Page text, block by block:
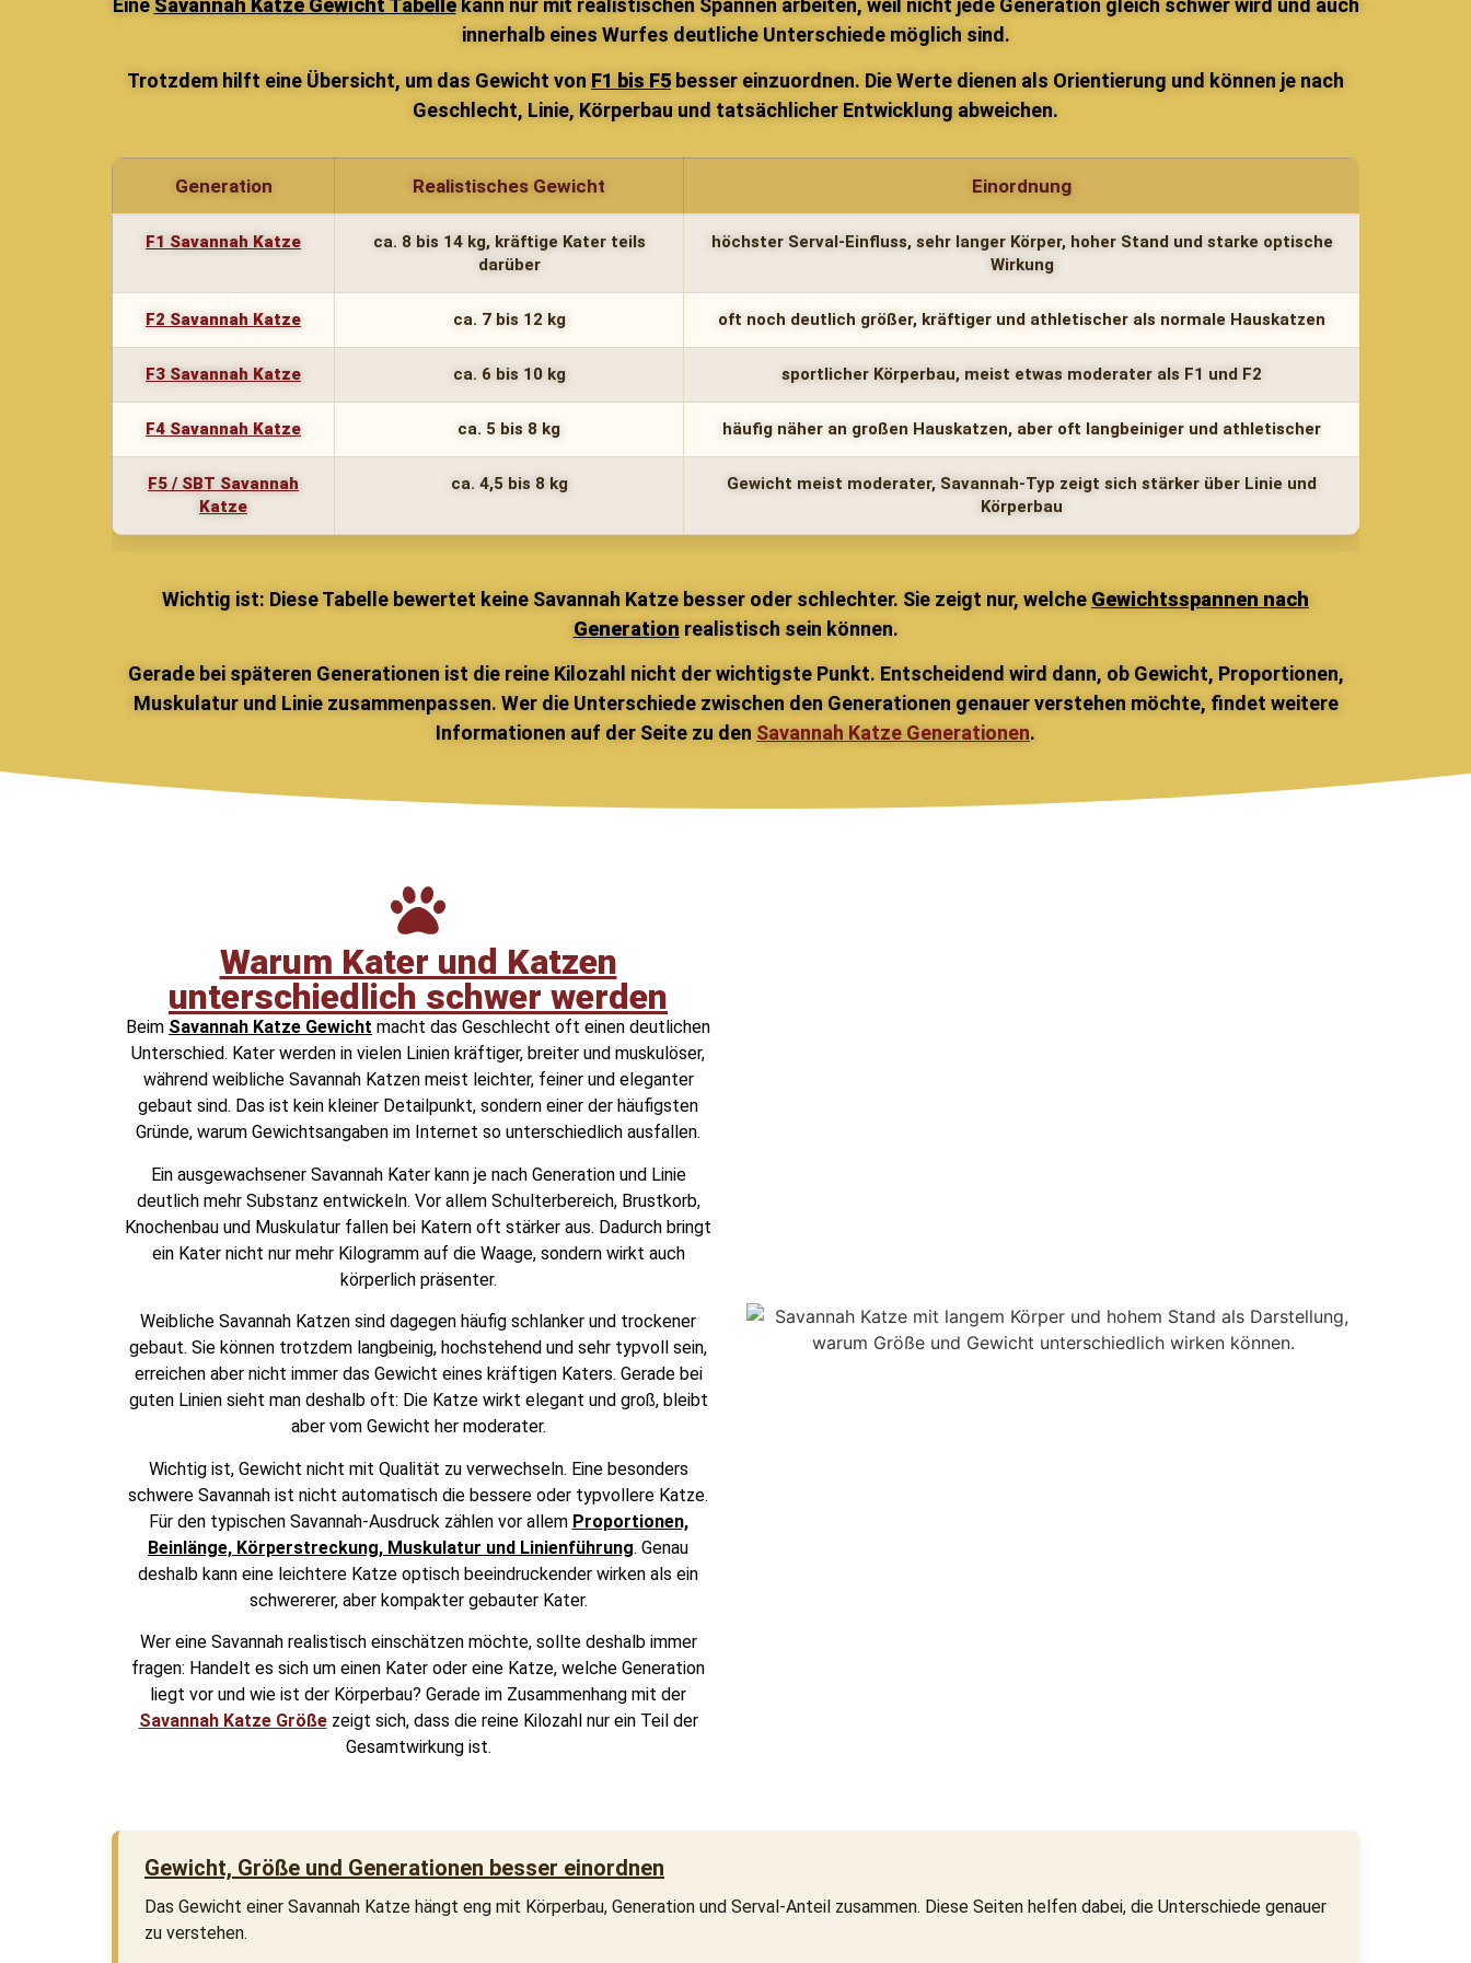
Eine Savannah Katze Gewicht Tabellekann nur mit realistischen Spannen arbeiten, weil nicht jede Generation gleich schwer wird und auch
innerhalb eines Wurfes deutliche Unterschiede möglich sind.
Trotzdem hilft eine Übersicht, um das Gewicht von F1 bis F5 besser einzuordnen. Die Werte dienen als Orientierung und können je nach
Geschlecht, Linie, Körperbau und tatsächlicher Entwicklung abweichen.
Generation Realistisches Gewicht Einordnung
F1 Savannah Katze
ca. 8 bis 14 kg, kräftige Kater teils
darüber
höchster Serval-Einfluss, sehr langer Körper, hoher Stand und starke optische
Wirkung
F2 Savannah Katze ca. 7 bis 12 kg oft noch deutlich größer, kräftiger und athletischer als normale Hauskatzen
F3 Savannah Katze ca. 6 bis 10 kg sportlicher Körperbau, meist etwas moderater als F1 und F2
F4 Savannah Katze ca. 5 bis 8 kg häufig näher an großen Hauskatzen, aber oft langbeiniger und athletischer
F5 / SBT Savannah
Katze
ca. 4,5 bis 8 kg
Gewicht meist moderater, Savannah-Typ zeigt sich stärker über Linie und
Körperbau
Wichtig ist: Diese Tabelle bewertet keine Savannah Katze besser oder schlechter. Sie zeigt nur, welche Gewichtsspannen nach
Generation realistisch sein können.
Gerade bei späteren Generationen ist die reine Kilozahl nicht der wichtigste Punkt. Entscheidend wird dann, ob Gewicht, Proportionen,
Muskulatur und Linie zusammenpassen. Wer die Unterschiede zwischen den Generationen genauer verstehen möchte, findet weitere
Informationen auf der Seite zu den Savannah Katze Generationen.
Warum Kater und Katzen
unterschiedlich schwer werden
Beim Savannah Katze Gewicht macht das Geschlecht oft einen deutlichen
Unterschied. Kater werden in vielen Linien kräftiger, breiter und muskulöser,
während weibliche Savannah Katzen meist leichter, feiner und eleganter
gebaut sind. Das ist kein kleiner Detailpunkt, sondern einer der häufigsten
Gründe, warum Gewichtsangaben im Internet so unterschiedlich ausfallen.
Ein ausgewachsener Savannah Kater kann je nach Generation und Linie
deutlich mehr Substanz entwickeln. Vor allem Schulterbereich, Brustkorb,
Knochenbau und Muskulatur fallen bei Katern oft stärker aus. Dadurch bringt
ein Kater nicht nur mehr Kilogramm auf die Waage, sondern wirkt auch
körperlich präsenter.
Weibliche Savannah Katzen sind dagegen häufig schlanker und trockener
gebaut. Sie können trotzdem langbeinig, hochstehend und sehr typvoll sein,
erreichen aber nicht immer das Gewicht eines kräftigen Katers. Gerade bei
guten Linien sieht man deshalb oft: Die Katze wirkt elegant und groß, bleibt
aber vom Gewicht her moderater.
Wichtig ist, Gewicht nicht mit Qualität zu verwechseln. Eine besonders
schwere Savannah ist nicht automatisch die bessere oder typvollere Katze.
Für den typischen Savannah-Ausdruck zählen vor allem Proportionen,
Beinlänge, Körperstreckung, Muskulatur und Linienführung. Genau
deshalb kann eine leichtere Katze optisch beeindruckender wirken als ein
schwererer, aber kompakter gebauter Kater.
Wer eine Savannah realistisch einschätzen möchte, sollte deshalb immer
fragen: Handelt es sich um einen Kater oder eine Katze, welche Generation
liegt vor und wie ist der Körperbau? Gerade im Zusammenhang mit der
Savannah Katze Größezeigt sich, dass die reine Kilozahl nur ein Teil der
Gesamtwirkung ist.
Gewicht, Größe und Generationen besser einordnen
Das Gewicht einer Savannah Katze hängt eng mit Körperbau, Generation und Serval-Anteil zusammen. Diese Seiten helfen dabei, die Unterschiede genauer
zu verstehen.